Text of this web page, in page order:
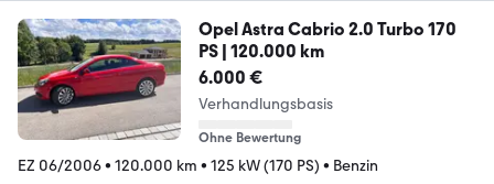
Opel Astra Cabrio 2.0 Turbo 170
PS | 120.000 km
6.000 €
Verhandlungsbasis
Ohne Bewertung
EZ 06/2006• 120.000 km • 125 kW (170 PS) • Benzin